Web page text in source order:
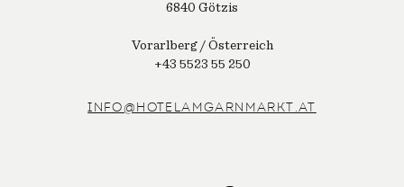
6840 Götzis
Vorarlberg / Österreich
+43 5523 55 250
INFO@HOTELAMGARNMARKT.AT